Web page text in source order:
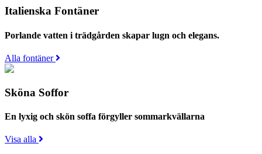
Italienska Fontäner
Porlande vatten i trädgården skapar lugn och elegans.
Alla fontäner
Sköna Soffor
En lyxig och skön soffa förgyller sommarkvällarna
Visa alla